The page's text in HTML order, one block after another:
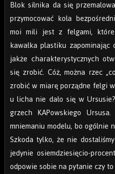
Blok silnika da się
przymocować koła
moi mili jest z felgami,
kawałka plastiku
jakże charakterystycznych
się zrobić. Cóż, można rzec
zrobić w miarę porządne felgi
u licha nie dało się w
grzech KAPowskiego
mniemaniu modelu, bo ogólnie
Szkoda tylko, że nie
jedynie osiemdziesięcio-
odpowie sobie na pytanie czy to